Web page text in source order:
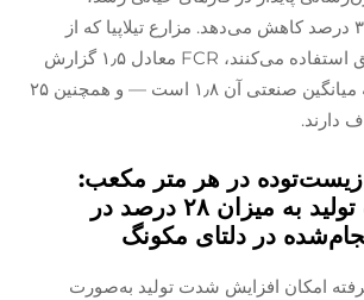
مرگ‌ومیر را ۲۲ تا ۳۰ درصد کاهش می‌دهد. مزارع تیلاپیا که از
اکسیژن‌رسانی دقیق استفاده می‌کنند، FCR معادل ۱٫۵ گزارش
کرده‌اند در حالی که میانگین صنعتی آن ۱٫۸ است — و همچنین ۲۵
دارند.
زیست‌توده در هر متر مکعب:
افزایش شدت تولید به میزان ۲۸ درصد در
در دلتای مکونگ
امکان افزایش شدت تولید به‌صورت